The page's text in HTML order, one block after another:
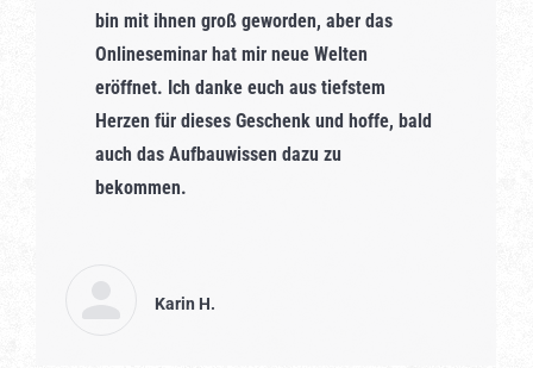
bin mit ihnen groß geworden, aber das
Onlineseminar hat mir neue Welten
eröffnet. Ich danke euch aus tiefstem
Herzen für dieses Geschenk und hoffe, bald
auch das Aufbauwissen dazu zu
bekommen.
Karin H.